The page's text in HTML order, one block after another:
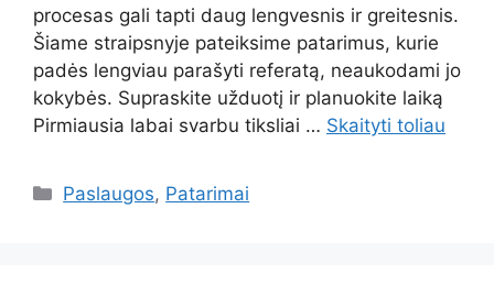
procesas gali tapti daug lengvesnis ir greitesnis.
Šiame straipsnyje pateiksime patarimus, kurie
padės lengviau parašyti referatą, neaukodami jo
kokybės. Supraskite užduotį ir planuokite laiką
Pirmiausia labai svarbu tiksliai … Skaityti toliau
Kategorijos
Paslaugos, Patarimai